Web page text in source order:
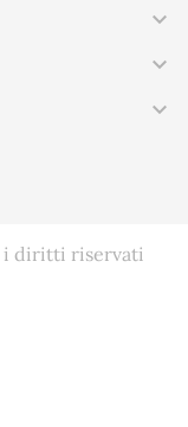



i diritti riservati